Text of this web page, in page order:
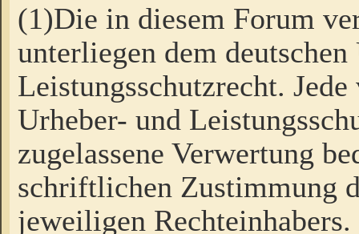
(1)Die in diesem Forum
unterliegen dem
Leistungsschutzrecht.
Urheber- und
zugelassene Verwertung
schriftlichen Zustimmung
jeweiligen